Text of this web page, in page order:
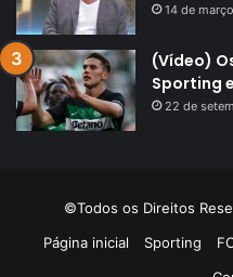
14 de
(Vídeo)
Sporting
22 de
©Todos os Direitos
Página inicial
Sporting